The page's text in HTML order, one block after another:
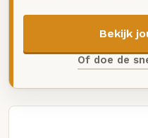
Bekijk
Of doe de